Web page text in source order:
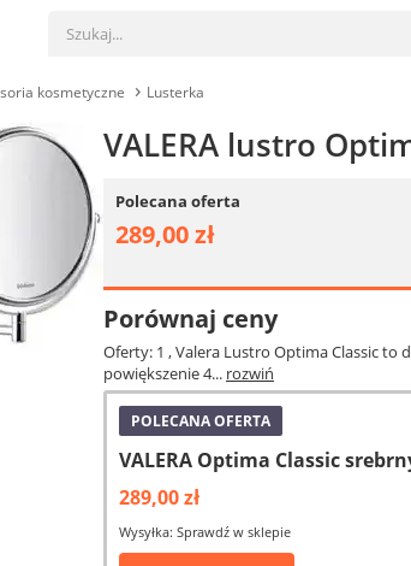
kosmetyczne Lusterka
VALERA lustro
Polecana oferta
289,00 zł
Porównaj ceny
Oferty: 1 , Valera Lustro Optima Classic to
powiększenie 4... rozwiń
POLECANA OFERTA
VALERA Optima Classic
289,00 zł
Wysyłka: Sprawdź w sklepie